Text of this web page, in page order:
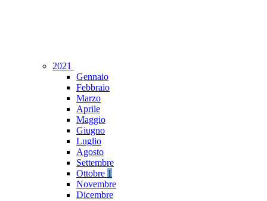
2021
Gennaio
Febbraio
Marzo
Aprile
Maggio
Giugno
Luglio
Agosto
Settembre
Ottobre 1
Novembre
Dicembre